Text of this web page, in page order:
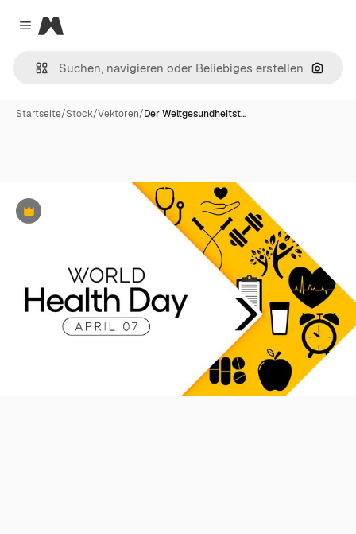
Close menu
Magnific
Nach
Startseite/Stock/Vektoren/Der Weltgesundheitst…
Premium